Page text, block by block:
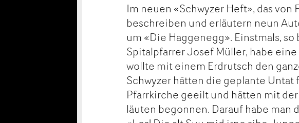
Im neuen «Schwyzer Heft», das
beschreiben und erläutern neun
um «Die Haggenegg». Einstmals,
Spitalpfarrer Josef Müller, habe
wollte mit einem Erdrutsch den
Schwyzer hätten die geplante
Pfarrkirche geeilt und hätten mit
läuten begonnen. Darauf habe man